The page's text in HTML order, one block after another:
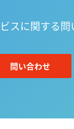
スに関する問
問い合わせ